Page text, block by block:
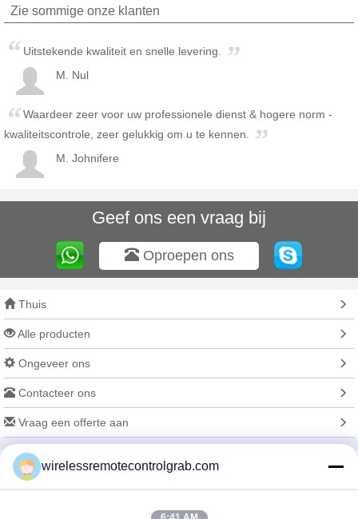
Zie sommige onze klanten
Uitstekende kwaliteit en snelle levering.
M. Nul
Waardeer zeer voor uw professionele dienst & hogere norm -
kwaliteitscontrole, zeer gelukkig om u te kennen.
M. Johnifere
Geef ons een vraag bij
Oproepen ons
Thuis
Alle producten
Ongeveer ons
Contacteer ons
Vraag een offerte aan
Veranderingstaal
wirelessremotecontrolgrab.com